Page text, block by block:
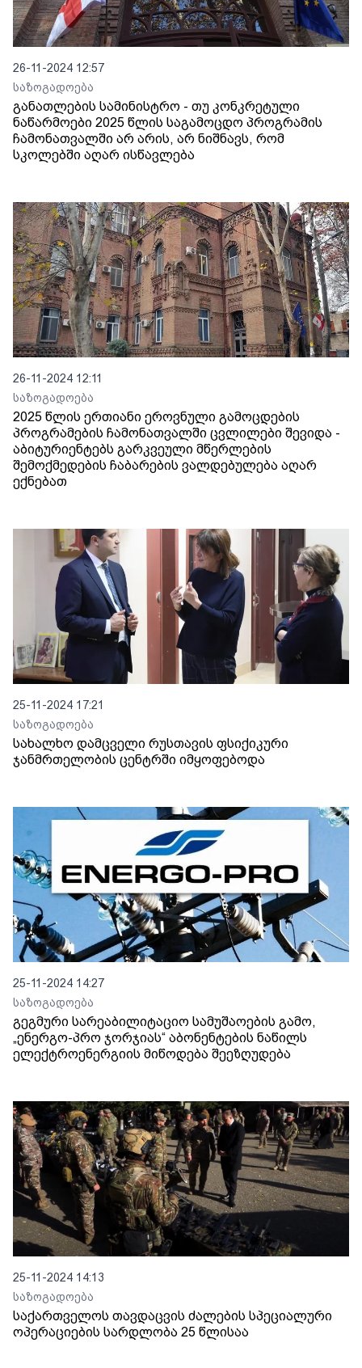
26-11-2024 12:57
საზოგადოება
განათლების სამინისტრო - თუ კონკრეტული
ნაწარმოები 2025 წლის საგამოცდო პროგრამის
ჩამონათვალში არ არის, არ ნიშნავს, რომ
სკოლებში აღარ ისწავლება
26-11-2024 12:11
საზოგადოება
2025 წლის ერთიანი ეროვნული გამოცდების
პროგრამების ჩამონათვალში ცვლილები შევიდა -
აბიტურიენტებს გარკვეული მწერლების
შემოქმედების ჩაბარების ვალდებულება აღარ
ექნებათ
25-11-2024 17:21
საზოგადოება
სახალხო დამცველი რუსთავის ფსიქიკური
ჯანმრთელობის ცენტრში იმყოფებოდა
25-11-2024 14:27
საზოგადოება
გეგმური სარეაბილიტაციო სამუშაოების გამო,
„ენერგო-პრო ჯორჯიას“ აბონენტების ნაწილს
ელექტროენერგიის მიწოდება შეეზღუდება
25-11-2024 14:13
საზოგადოება
საქართველოს თავდაცვის ძალების სპეციალური
ოპერაციების სარდლობა 25 წლისაა